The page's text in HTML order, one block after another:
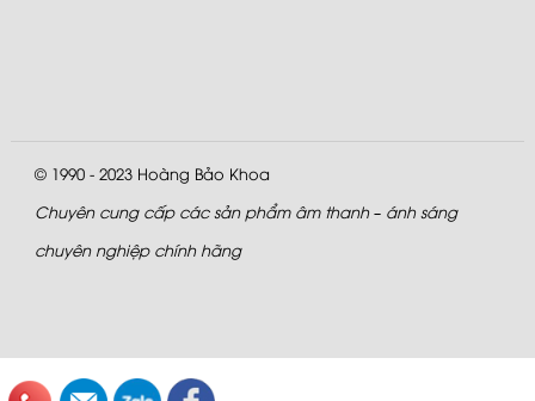
© 1990 - 2023 Hoàng Bảo Khoa
Chuyên cung cấp các sản phẩm âm thanh – ánh sáng
chuyên nghiệp chính hãng